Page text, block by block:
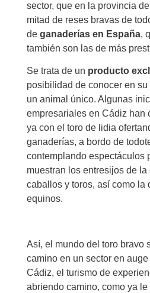
sector, que en la provincia
mitad de reses bravas de
de ganaderías en España,
también son las de más
Se trata de un producto
posibilidad de conocer en
un animal único. Algunas
empresariales en Cádiz han
ya con el toro de lidia
ganaderías, a bordo de
contemplando espectáculos
muestran los entresijos de
caballos y toros, así como la
equinos.
Así, el mundo del toro bravo
camino en un sector en
Cádiz, el turismo de
abriendo camino, como ya